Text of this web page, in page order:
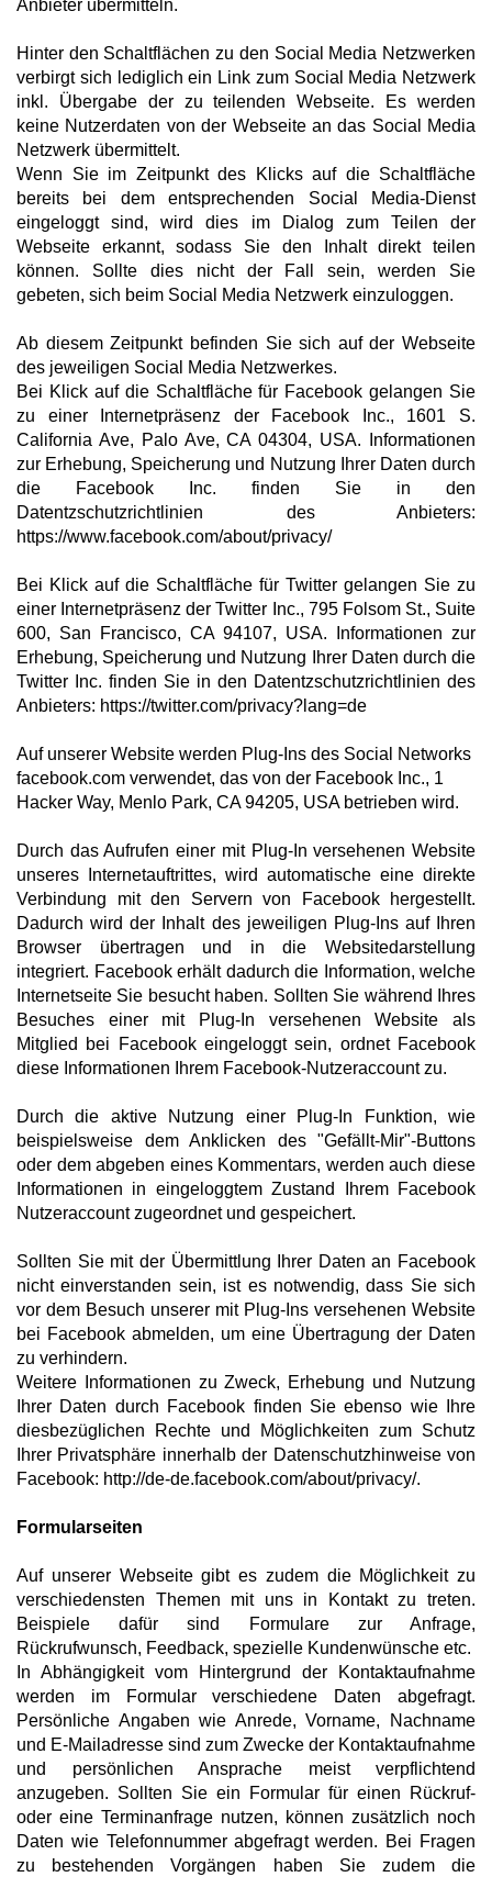
Anbieter übermitteln.
Hinter den Schaltflächen zu den Social Media Netzwerken
verbirgt sich lediglich ein Link zum Social Media Netzwerk
inkl. Übergabe der zu teilenden Webseite. Es werden
keine Nutzerdaten von der Webseite an das Social Media
Netzwerk übermittelt.
Wenn Sie im Zeitpunkt des Klicks auf die Schaltfläche
bereits bei dem entsprechenden Social Media-Dienst
eingeloggt sind, wird dies im Dialog zum Teilen der
Webseite erkannt, sodass Sie den Inhalt direkt teilen
können. Sollte dies nicht der Fall sein, werden Sie
gebeten, sich beim Social Media Netzwerk einzuloggen.
Ab diesem Zeitpunkt befinden Sie sich auf der Webseite
des jeweiligen Social Media Netzwerkes.
Bei Klick auf die Schaltfläche für Facebook gelangen Sie
zu einer Internetpräsenz der Facebook Inc., 1601 S.
California Ave, Palo Ave, CA 04304, USA. Informationen
zur Erhebung, Speicherung und Nutzung Ihrer Daten durch
die Facebook Inc. finden Sie in den
Datentzschutzrichtlinien des Anbieters:
https://www.facebook.com/about/privacy/
Bei Klick auf die Schaltfläche für Twitter gelangen Sie zu
einer Internetpräsenz der Twitter Inc., 795 Folsom St., Suite
600, San Francisco, CA 94107, USA. Informationen zur
Erhebung, Speicherung und Nutzung Ihrer Daten durch die
Twitter Inc. finden Sie in den Datentzschutzrichtlinien des
Anbieters: https://twitter.com/privacy?lang=de
Auf unserer Website werden Plug-Ins des Social Networks
facebook.com verwendet, das von der Facebook Inc., 1
Hacker Way, Menlo Park, CA 94205, USA betrieben wird.
Durch das Aufrufen einer mit Plug-In versehenen Website
unseres Internetauftrittes, wird automatische eine direkte
Verbindung mit den Servern von Facebook hergestellt.
Dadurch wird der Inhalt des jeweiligen Plug-Ins auf Ihren
Browser übertragen und in die Websitedarstellung
integriert. Facebook erhält dadurch die Information, welche
Internetseite Sie besucht haben. Sollten Sie während Ihres
Besuches einer mit Plug-In versehenen Website als
Mitglied bei Facebook eingeloggt sein, ordnet Facebook
diese Informationen Ihrem Facebook-Nutzeraccount zu.
Durch die aktive Nutzung einer Plug-In Funktion, wie
beispielsweise dem Anklicken des "Gefällt-Mir"-Buttons
oder dem abgeben eines Kommentars, werden auch diese
Informationen in eingeloggtem Zustand Ihrem Facebook
Nutzeraccount zugeordnet und gespeichert.
Sollten Sie mit der Übermittlung Ihrer Daten an Facebook
nicht einverstanden sein, ist es notwendig, dass Sie sich
vor dem Besuch unserer mit Plug-Ins versehenen Website
bei Facebook abmelden, um eine Übertragung der Daten
zu verhindern.
Weitere Informationen zu Zweck, Erhebung und Nutzung
Ihrer Daten durch Facebook finden Sie ebenso wie Ihre
diesbezüglichen Rechte und Möglichkeiten zum Schutz
Ihrer Privatsphäre innerhalb der Datenschutzhinweise von
Facebook: http://de-de.facebook.com/about/privacy/.
Formularseiten
Auf unserer Webseite gibt es zudem die Möglichkeit zu
verschiedensten Themen mit uns in Kontakt zu treten.
Beispiele dafür sind Formulare zur Anfrage,
Rückrufwunsch, Feedback, spezielle Kundenwünsche etc.
In Abhängigkeit vom Hintergrund der Kontaktaufnahme
werden im Formular verschiedene Daten abgefragt.
Persönliche Angaben wie Anrede, Vorname, Nachname
und E-Mailadresse sind zum Zwecke der Kontaktaufnahme
und persönlichen Ansprache meist verpflichtend
anzugeben. Sollten Sie ein Formular für einen Rückruf-
oder eine Terminanfrage nutzen, können zusätzlich noch
Daten wie Telefonnummer abgefragt werden. Bei Fragen
zu bestehenden Vorgängen haben Sie zudem die